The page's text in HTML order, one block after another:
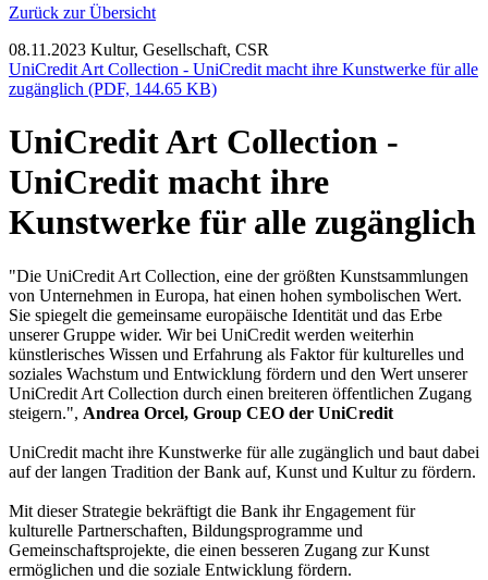
Zurück zur Übersicht
08.11.2023 Kultur, Gesellschaft, CSR
UniCredit Art Collection - UniCredit macht ihre Kunstwerke für alle
zugänglich (PDF, 144.65 KB)
UniCredit Art Collection -
UniCredit macht ihre
Kunstwerke für alle zugänglich
"Die UniCredit Art Collection, eine der größten Kunstsammlungen
von Unternehmen in Europa, hat einen hohen symbolischen Wert.
Sie spiegelt die gemeinsame europäische Identität und das Erbe
unserer Gruppe wider. Wir bei UniCredit werden weiterhin
künstlerisches Wissen und Erfahrung als Faktor für kulturelles und
soziales Wachstum und Entwicklung fördern und den Wert unserer
UniCredit Art Collection durch einen breiteren öffentlichen Zugang
steigern.", Andrea Orcel, Group CEO der UniCredit
UniCredit macht ihre Kunstwerke für alle zugänglich und baut dabei
auf der langen Tradition der Bank auf, Kunst und Kultur zu fördern.
Mit dieser Strategie bekräftigt die Bank ihr Engagement für
kulturelle Partnerschaften, Bildungsprogramme und
Gemeinschaftsprojekte, die einen besseren Zugang zur Kunst
ermöglichen und die soziale Entwicklung fördern.